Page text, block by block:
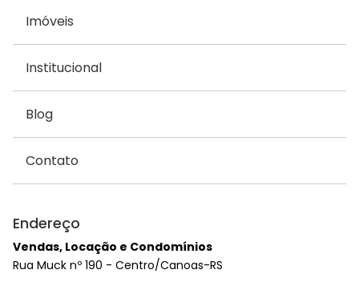
Imóveis
Institucional
Blog
Contato
Endereço
Vendas, Locação e Condomínios
Rua Muck nº 190 - Centro/Canoas-RS